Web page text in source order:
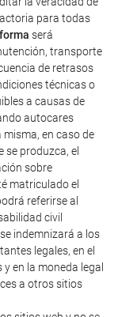
para todas
será
transporte
de retrasos
técnicas o
a causas de
autocares
en caso de
se produzca, el
sobre
matriculado el
referirse al
civil
indemnizará a los
legales, en el
en la moneda legal
a otros sitios